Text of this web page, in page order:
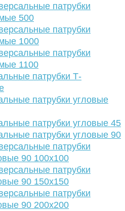
патрубки
500
патрубки
1000
патрубки
1100
патрубки Т-
патрубки угловые
патрубки угловые 45
патрубки угловые 90
патрубки
90 100х100
патрубки
90 150х150
патрубки
90 200х200